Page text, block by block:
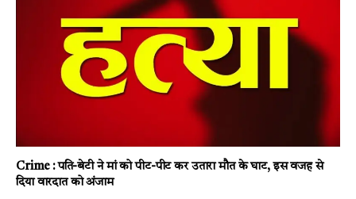
Crime : पति-बेटी ने मां को पीट-पीट कर उतारा मौत के घाट, इस वजह से
दिया वारदात को अंजाम